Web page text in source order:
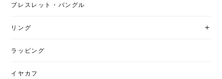
ブレスレット・バングル
リング
ラッピング
イヤカフ